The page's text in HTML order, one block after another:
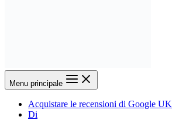
Menu principale
Acquistare le recensioni di Google UK
Di